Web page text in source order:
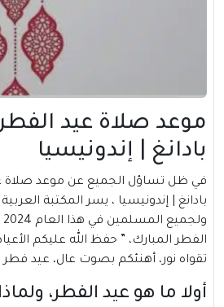
بادانغ | إندونيسيا
بادانغ | إندونيسيا ، يسر المكتبة
الفطر المبارك، ” حفظ الله عليكم
تقواه نور، أهنئكم بصوت عال، عيد فطر
أولا ما هو عيد الفطر،